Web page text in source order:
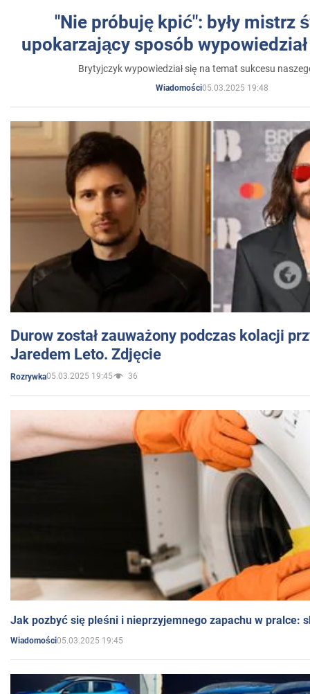
"Nie próbuję kpić": były mistrz
upokarzający sposób
Brytyjczyk wypowiedział się na temat sukcesu
Wiadomości05.03.2025 19:48
Durow został zauważony podczas kolacji
Jaredem Leto. Zdjęcie
Rozrywka05.03.2025 19:45 36
Jak pozbyć się pleśni i nieprzyjemnego zapachu w pralce:
Wiadomości05.03.2025 19:45